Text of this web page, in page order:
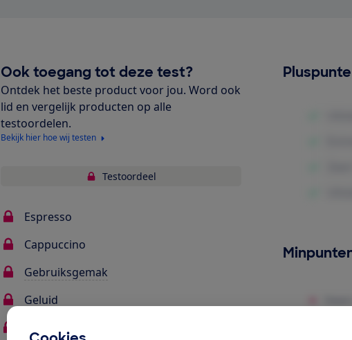
Ook toegang tot deze test?
Ontdek het beste product voor jou. Word ook
lid en vergelijk producten op alle
testoordelen.
Bekijk hier hoe wij testen
Testoordeel
Espresso
Cappuccino
Gebruiksgemak
Geluid